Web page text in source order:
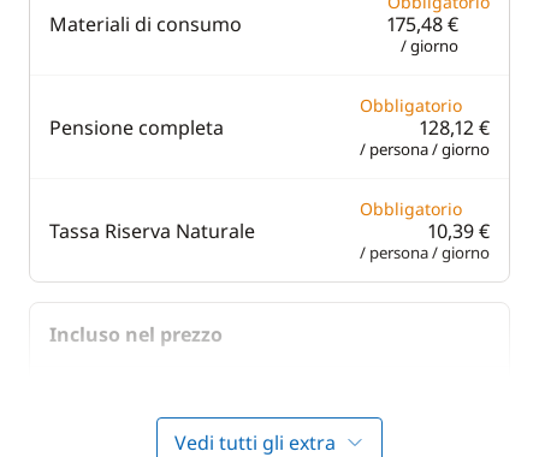
Materiali di consumo 175,48 €
/ giorno
Pensione completa
Obbligatorio
128,12 €
/ persona / giorno
Tassa Riserva Naturale
Obbligatorio
10,39 €
/ persona / giorno
Incluso nel prezzo
—
Vedi tutti gli extra